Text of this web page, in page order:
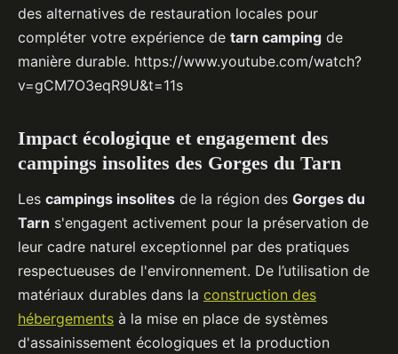
des alternatives de restauration locales pour
compléter votre expérience de tarn camping de
manière durable. https://www.youtube.com/watch?
v=gCM7O3eqR9U&t=11s
Impact écologique et engagement des
campings insolites des Gorges du Tarn
Les campings insolites de la région des Gorges du
Tarn s'engagent activement pour la préservation de
leur cadre naturel exceptionnel par des pratiques
respectueuses de l'environnement. De l’utilisation de
matériaux durables dans la construction des
hébergements à la mise en place de systèmes
d'assainissement écologiques et la production